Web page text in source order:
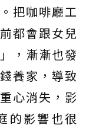
把咖啡廳工
都會跟女兒
，漸漸也發
養家，導致
心消失，影
的影響也很